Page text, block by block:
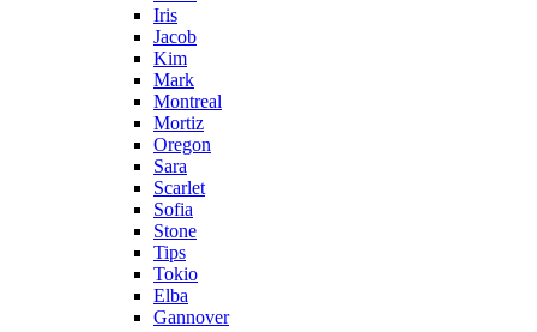
Iris
Jacob
Kim
Mark
Montreal
Mortiz
Oregon
Sara
Scarlet
Sofia
Stone
Tips
Tokio
Elba
Gannover